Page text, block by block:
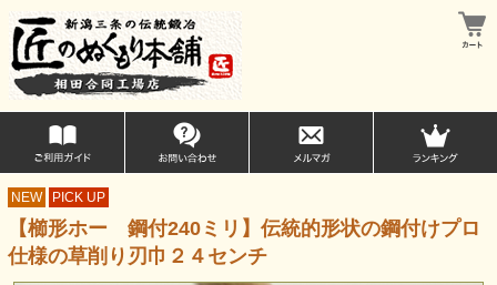
NEW PICK UP
【櫛形ホー 鋼付240ミリ】伝統的形状の鋼付けプロ
仕様の草削り刃巾２４センチ